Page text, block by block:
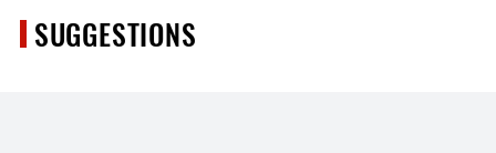
SUGGESTIONS